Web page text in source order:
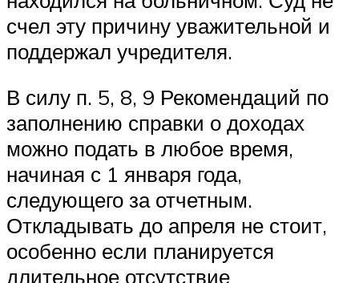
счел эту причину уважительной и
поддержал учредителя.
В силу п. 5, 8, 9 Рекомендаций по
заполнению справки о доходах
можно подать в любое время,
начиная с 1 января года,
следующего за отчетным.
Откладывать до апреля не стоит,
особенно если планируется
длительное отсутствие